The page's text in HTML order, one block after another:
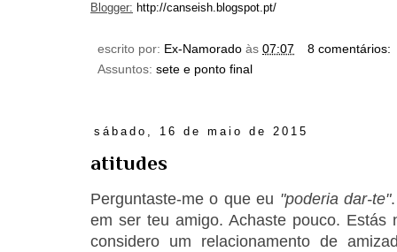
Blogger: http://canseish.blogspot.pt/
escrito por: Ex-Namorado às 07:07
8 comentários:
Assuntos: sete e ponto final
sábado, 16 de maio de 2015
atitudes
Perguntaste-me o que eu "poderia dar-te"
em ser teu amigo. Achaste pouco.
considero um relacionamento de